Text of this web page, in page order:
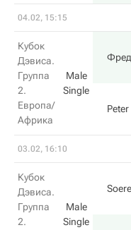
04.02, 15:15
Кубок
Дэвиса.
Группа
2.
Европа/
Африка
Male
Single
03.02, 16:10
Кубок
Дэвиса.
Группа
2.
Male
Single